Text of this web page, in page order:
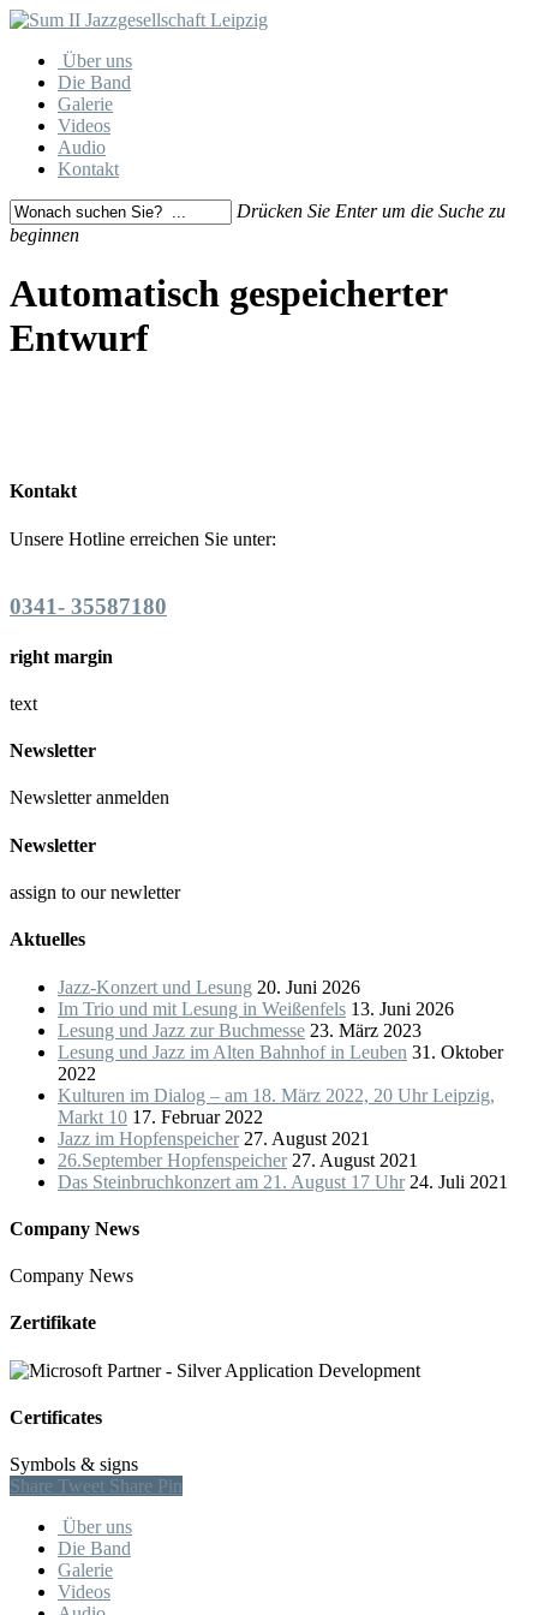
Skip
main
content
Menu
Über uns
Die Band
Galerie
Videos
Audio
Kontakt
Drücken Sie Enter um die Suche zu
beginnen
Search
Automatisch gespeicherter
Entwurf
Kontakt
Unsere Hotline erreichen Sie unter:
0341- 35587180
right margin
text
Newsletter
Newsletter anmelden
Newsletter
assign to our newletter
Aktuelles
Jazz-Konzert und Lesung 20. Juni 2026
Im Trio und mit Lesung in Weißenfels 13. Juni 2026
Lesung und Jazz zur Buchmesse 23. März 2023
Lesung und Jazz im Alten Bahnhof in Leuben 31. Oktober
2022
Kulturen im Dialog – am 18. März 2022, 20 Uhr Leipzig,
Markt 10 17. Februar 2022
Jazz im Hopfenspeicher 27. August 2021
26.September Hopfenspeicher 27. August 2021
Das Steinbruchkonzert am 21. August 17 Uhr 24. Juli 2021
Company News
Company News
Zertifikate
Certificates
Symbols & signs
Share Tweet Share Pin
Close
Menu
Über uns
Die Band
Galerie
Videos